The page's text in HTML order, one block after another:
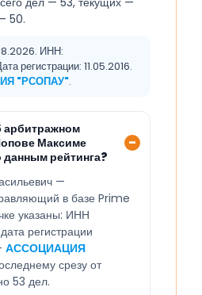
50.
ИНН:
регистрации: 11.05.2016.
"РСОПАУ".
арбитражном
Максиме
рейтинга?
—
в базе Prime
указаны: ИНН
регистрации
АССОЦИАЦИЯ
срезу от
53 дел.